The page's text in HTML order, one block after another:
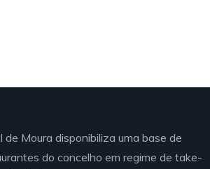
de Moura disponibiliza uma base de
do concelho em regime de take-